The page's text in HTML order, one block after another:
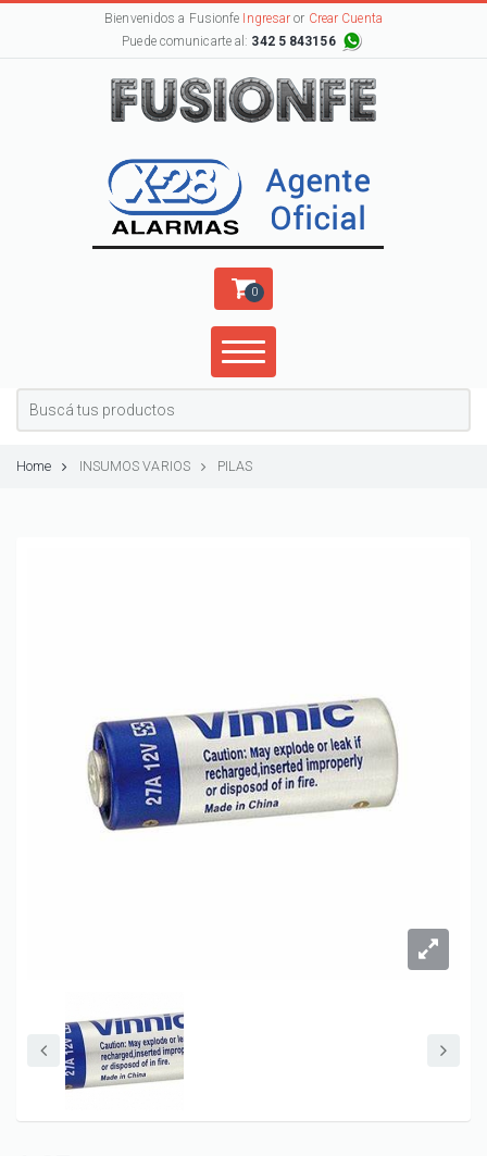
Bienvenidos a Fusionfe Ingresar or Crear Cuenta
Puede comunicarte al: 342 5 843156
0
Home INSUMOS VARIOS PILAS